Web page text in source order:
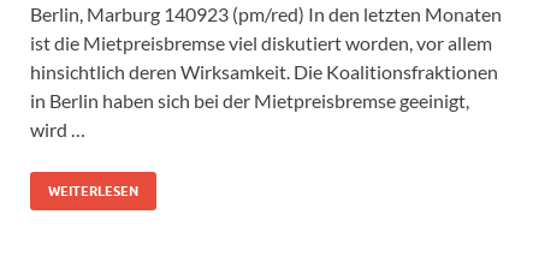
Berlin, Marburg 140923 (pm/red) In den letzten Monaten
ist die Mietpreisbremse viel diskutiert worden, vor allem
hinsichtlich deren Wirksamkeit. Die Koalitionsfraktionen
in Berlin haben sich bei der Mietpreisbremse geeinigt,
wird …
WEITERLESEN